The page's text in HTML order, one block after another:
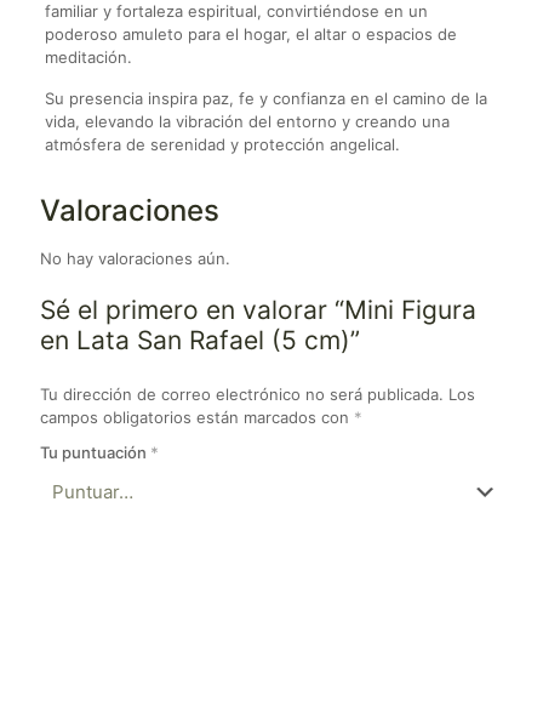
familiar y fortaleza espiritual, convirtiéndose en un
poderoso amuleto para el hogar, el altar o espacios de
meditación.
Su presencia inspira paz, fe y confianza en el camino de la
vida, elevando la vibración del entorno y creando una
atmósfera de serenidad y protección angelical.
Valoraciones
No hay valoraciones aún.
Sé el primero en valorar “Mini Figura
en Lata San Rafael (5 cm)”
Tu dirección de correo electrónico no será publicada. Los
campos obligatorios están marcados con *
Tu puntuación *